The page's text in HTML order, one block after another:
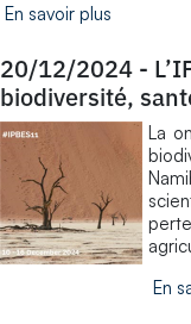
En savoir plus
20/12/2024 -
biodiversité,
La
En